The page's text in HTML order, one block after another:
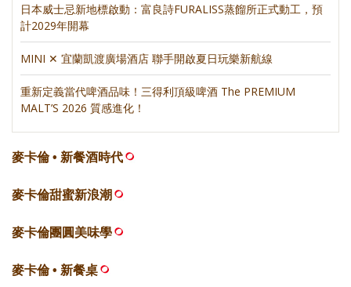
日本威士忌新地標啟動：富良詩FURALISS蒸餾所正式動工，預
計2029年開幕
MINI ✕ 宜蘭凱渡廣場酒店 聯手開啟夏日玩樂新航線
重新定義當代啤酒品味！三得利頂級啤酒 The PREMIUM
MALT’S 2026 質感進化！
麥卡倫 • 新餐酒時代
麥卡倫甜蜜新浪潮
麥卡倫團圓美味學
麥卡倫 • 新餐桌